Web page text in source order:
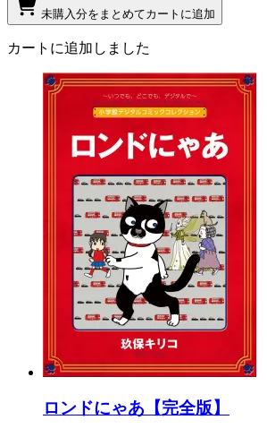
未購入分をまとめてカートに追加
カートに追加しました
ロンドにゃあ【完全版】